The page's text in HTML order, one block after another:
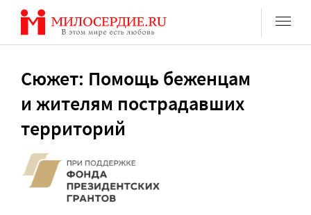
Перейти
содержанию
Сюжет: Помощь беженцам
и жителям пострадавших
территорий